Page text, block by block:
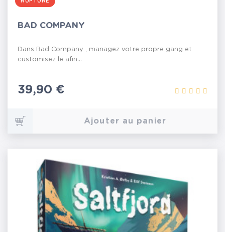
RUPTURE
BAD COMPANY
Dans Bad Company , managez votre propre gang et
customisez le afin...
Prix
39,90 €
Ajouter au panier